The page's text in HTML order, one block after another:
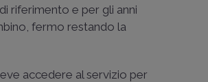
riferimento e per gli anni
fermo restando la
accedere al servizio per